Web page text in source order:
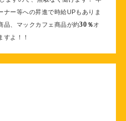
ナー等への昇進で時給UPもありま
品、マックカフェ商品が約30 ％オ
すよ！！